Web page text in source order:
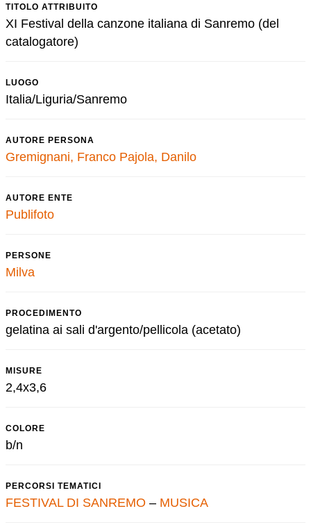
TITOLO ATTRIBUITO
XI Festival della canzone italiana di Sanremo (del
catalogatore)
LUOGO
Italia/Liguria/Sanremo
AUTORE PERSONA
Gremignani, Franco Pajola, Danilo
AUTORE ENTE
Publifoto
PERSONE
Milva
PROCEDIMENTO
gelatina ai sali d'argento/pellicola (acetato)
MISURE
2,4x3,6
COLORE
b/n
PERCORSI TEMATICI
FESTIVAL DI SANREMO – MUSICA